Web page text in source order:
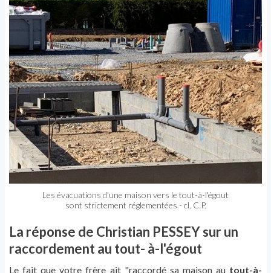
Les évacuations d'une maison vers le tout-à-l'égout
sont strictement réglementées - cl. C.P.
La réponse de Christian PESSEY sur un
raccordement au tout- à-l'égout
Le fait que votre frère ait "raccordé sa maison au tout-à-